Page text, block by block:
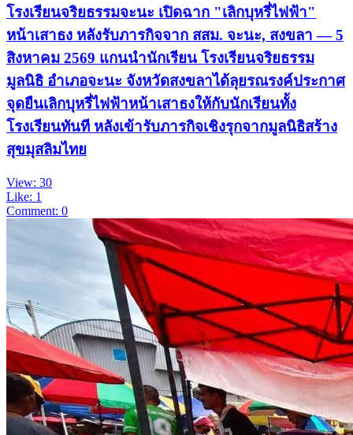
โรงเรียนจริยธรรมจะนะ เปิดฉาก "เลิกบุหรี่ไฟฟ้า"
หน้าเสาธง หลังรับภารกิจจาก สสม. จะนะ, สงขลา — 5
สิงหาคม 2569 แกนนำนักเรียน โรงเรียนจริยธรรม
มูลนิธิ อำเภอจะนะ จังหวัดสงขลาได้ลุยรณรงค์ประกาศ
จุดยืนเลิกบุหรี่ไฟฟ้าหน้าเสาธงให้กับนักเรียนทั้ง
โรงเรียนทันที หลังเข้ารับภารกิจเชิงรุกจากมูลนิธิสร้าง
สุขมุสลิมไทย
View: 30
Like: 1
Comment: 0